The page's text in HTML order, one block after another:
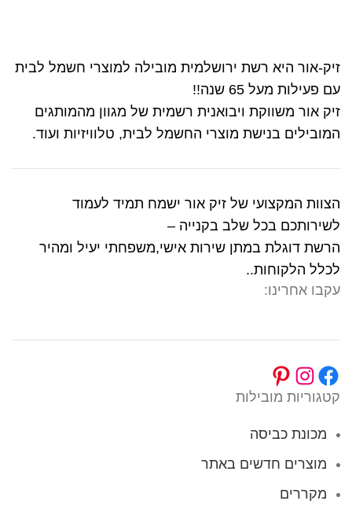
זיק-אור היא רשת ירושלמית מובילה למוצרי חשמל לבית
עם פעילות מעל 65 שנה!!
זיק אור משווקת ויבואנית רשמית של מגוון מהמותגים
המובילים בנישת מוצרי החשמל לבית, טלוויזיות ועוד.
הצוות המקצועי של זיק אור ישמח תמיד לעמוד
לשירותכם בכל שלב בקנייה –
הרשת דוגלת במתן שירות אישי,משפחתי יעיל ומהיר
לכלל הלקוחות..
עקבו אחרינו:
קטגוריות מובילות
מכונת כביסה
מוצרים חדשים באתר
מקררים